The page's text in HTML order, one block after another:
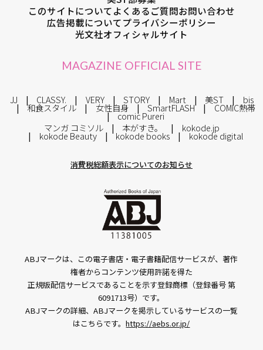
このサイトについてよくあるご質問お問い合わせ
広告掲載についてプライバシーポリシー
光文社オフィシャルサイト
MAGAZINE OFFICIAL SITE
JJ CLASSY. VERY STORY Mart 美ST bis
和食スタイル 女性自身 SmartFLASH COMIC熱帯
comic Pureri
マンガ コミソル
本がすき。 kokode.jp
kokode Beauty kokode books kokode digital
消費税総額表示についてのお知らせ
ABJマークは、この電子書店・電子書籍配信サービスが、著作
権者からコンテンツ使用許諾を得た
正規版配信サービスであることを示す登録商標（登録番号 第
6091713号）です。
ABJマークの詳細、ABJマークを掲示しているサービスの一覧
はこちらです。https://aebs.or.jp/